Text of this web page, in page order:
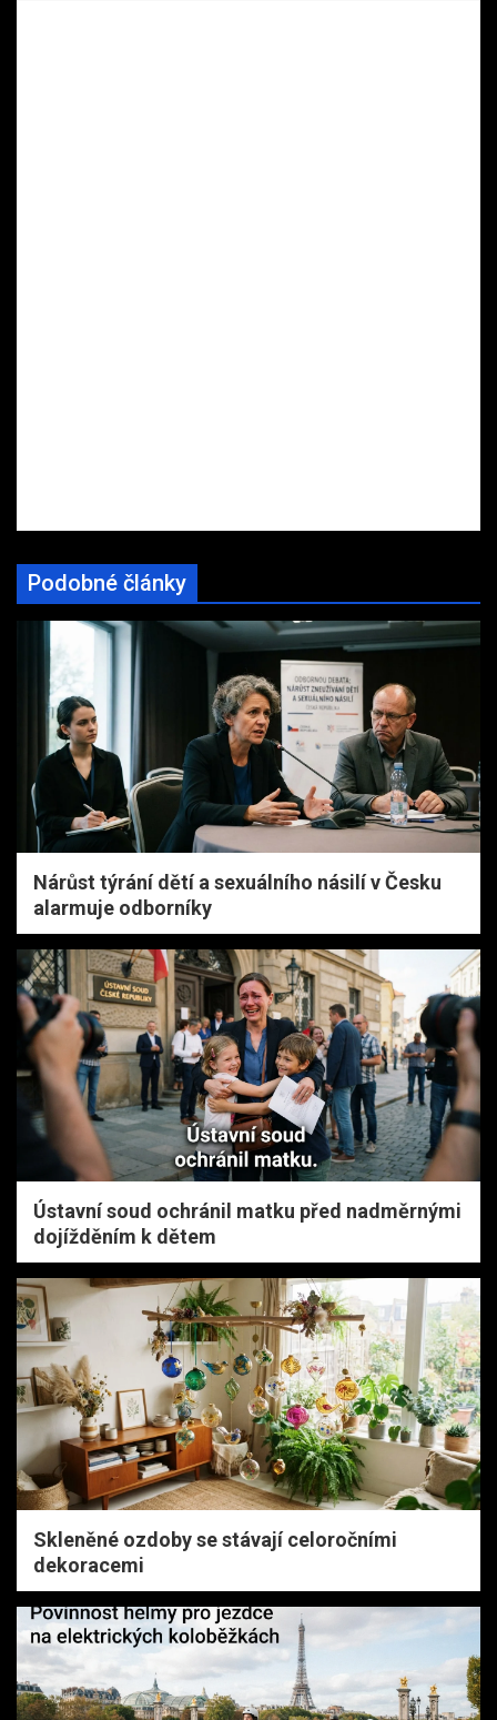
Podobné články
Nárůst týrání dětí a sexuálního násilí v Česku
alarmuje odborníky
Ústavní soud ochránil matku před nadměrnými
dojížděním k dětem
Skleněné ozdoby se stávají celoročními
dekoracemi